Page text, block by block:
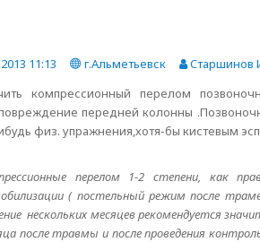
11:13 г.Альметьевск
Cтаршинов
компрессионный перелом
передней колонны
физ. упражнения,хотя-бы кистевым
перелом 1-2 степени, как
( постельный режим после
нескольких месяцев рекомендуется
после травмы и после проведения